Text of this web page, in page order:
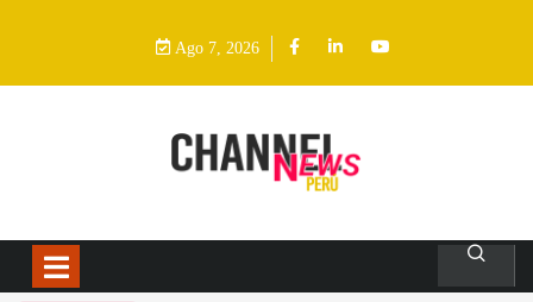
Ago 7, 2026